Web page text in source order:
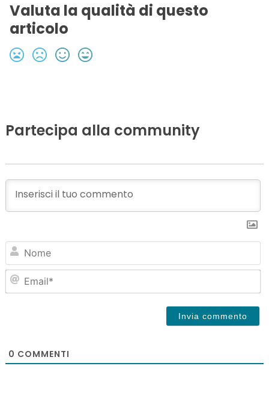
Valuta la qualità di questo
articolo
Partecipa alla community
0 COMMENTI